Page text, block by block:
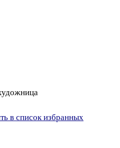
в список избранных